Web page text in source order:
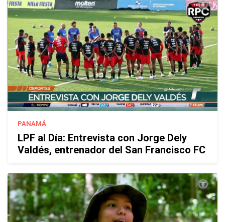
PANAMÁ
LPF al Día: Entrevista con Jorge Dely
Valdés, entrenador del San Francisco FC